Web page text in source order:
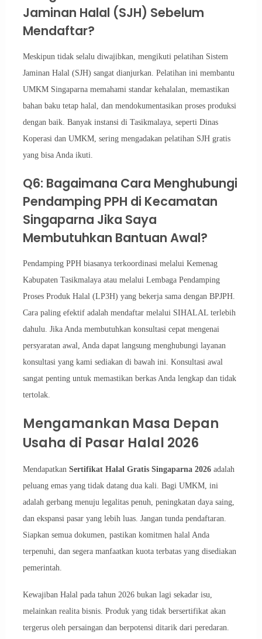
Jaminan Halal (SJH) Sebelum
Mendaftar?
Meskipun tidak selalu diwajibkan, mengikuti pelatihan Sistem
Jaminan Halal (SJH) sangat dianjurkan. Pelatihan ini membantu
UMKM Singaparna memahami standar kehalalan, memastikan
bahan baku tetap halal, dan mendokumentasikan proses produksi
dengan baik. Banyak instansi di Tasikmalaya, seperti Dinas
Koperasi dan UMKM, sering mengadakan pelatihan SJH gratis
yang bisa Anda ikuti.
Q6: Bagaimana Cara Menghubungi
Pendamping PPH di Kecamatan
Singaparna Jika Saya
Membutuhkan Bantuan Awal?
Pendamping PPH biasanya terkoordinasi melalui Kemenag
Kabupaten Tasikmalaya atau melalui Lembaga Pendamping
Proses Produk Halal (LP3H) yang bekerja sama dengan BPJPH.
Cara paling efektif adalah mendaftar melalui SIHALAL terlebih
dahulu. Jika Anda membutuhkan konsultasi cepat mengenai
persyaratan awal, Anda dapat langsung menghubungi layanan
konsultasi yang kami sediakan di bawah ini. Konsultasi awal
sangat penting untuk memastikan berkas Anda lengkap dan tidak
tertolak.
Mengamankan Masa Depan
Usaha di Pasar Halal 2026
Mendapatkan Sertifikat Halal Gratis Singaparna 2026adalah
peluang emas yang tidak datang dua kali. Bagi UMKM, ini
adalah gerbang menuju legalitas penuh, peningkatan daya saing,
dan ekspansi pasar yang lebih luas. Jangan tunda pendaftaran.
Siapkan semua dokumen, pastikan komitmen halal Anda
terpenuhi, dan segera manfaatkan kuota terbatas yang disediakan
pemerintah.
Kewajiban Halal pada tahun 2026 bukan lagi sekadar isu,
melainkan realita bisnis. Produk yang tidak bersertifikat akan
tergerus oleh persaingan dan berpotensi ditarik dari peredaran.